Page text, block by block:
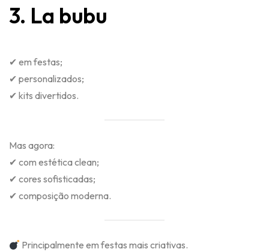
3. La bubu
✔ em festas;
✔ personalizados;
✔ kits divertidos.
Mas agora:
✔ com estética clean;
✔ cores sofisticadas;
✔ composição moderna.
Principalmente em festas mais criativas.